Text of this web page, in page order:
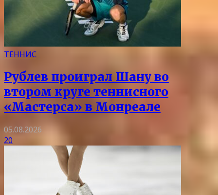
ТЕННИС
Рублев проиграл Шану во
втором круге теннисного
«Мастерса» в Монреале
05.08.2026
20